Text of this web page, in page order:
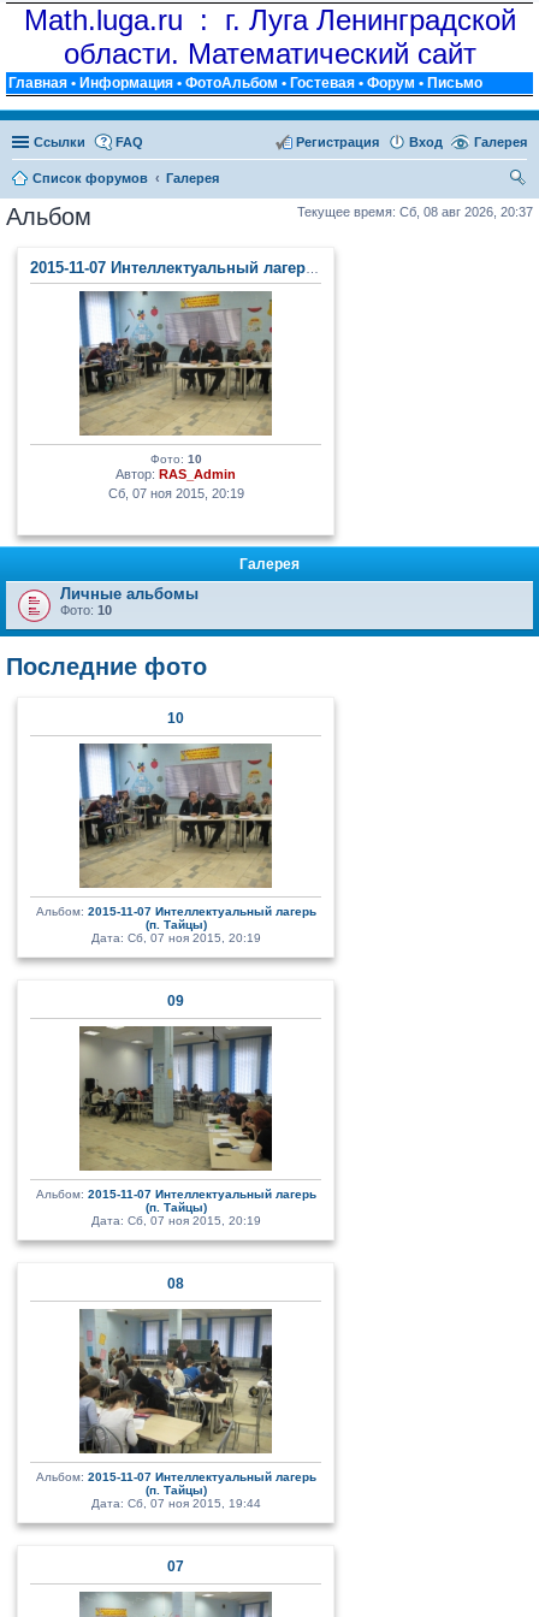
Math.luga.ru : г. Луга Ленинградской
области. Математический сайт
Главная • Информация • ФотоАльбом • Гостевая • Форум • Письмо
Ссылки Галерея
FAQ Вход
Регистрация
Список форумов
Галерея
ои
Текущее время: Сб, 08 авг 2026, 20:37
Альбом
2015-11-07 Интеллектуальный лагерь (п. Тайцы)
Фото: 10
Автор: RAS_Admin
Сб, 07 ноя 2015, 20:19
Галерея
Личные альбомы
Фото: 10
Последние фото
10
Альбом: 2015-11-07 Интеллектуальный лагерь
(п. Тайцы)
Дата: Сб, 07 ноя 2015, 20:19
09
Альбом: 2015-11-07 Интеллектуальный лагерь
(п. Тайцы)
Дата: Сб, 07 ноя 2015, 20:19
08
Альбом: 2015-11-07 Интеллектуальный лагерь
(п. Тайцы)
Дата: Сб, 07 ноя 2015, 19:44
07